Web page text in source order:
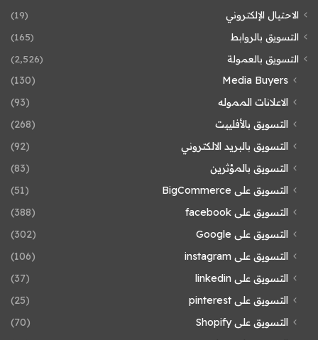
الاحتيال الإلكتروني
(19)
التسويق بالروابط
(165)
التسويق بالعمولة
(2٬526)
Media Buyers
(130)
الاعلانات المموله
(93)
التسويق بالأفلييت
(268)
التسويق بالبريد الالكتروني
(92)
التسويق بالمؤثرين
(83)
التسويق على BigCommerce
(51)
التسويق على facebook
(388)
التسويق على Google
(302)
التسويق على instagram
(106)
التسويق على linkedin
(37)
التسويق على pinterest
(25)
التسويق على Shopify
(70)